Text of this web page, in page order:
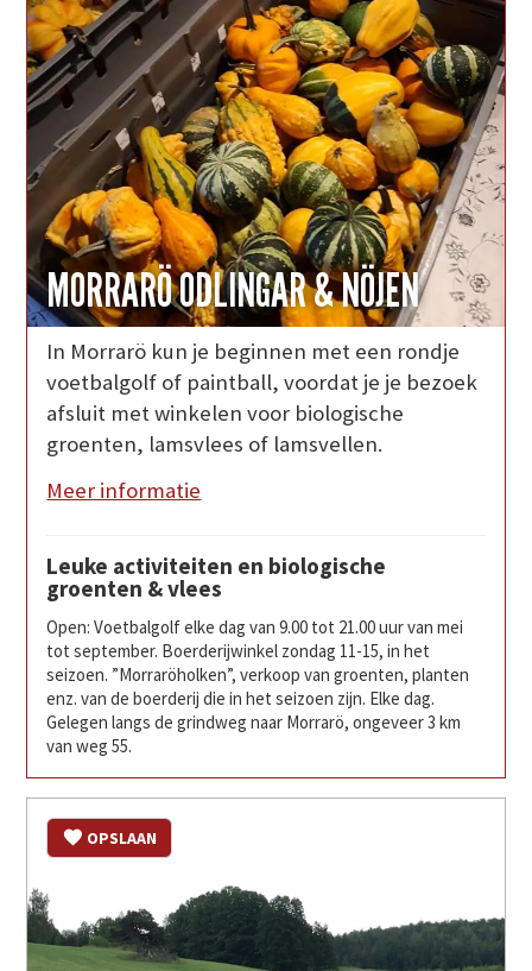
MORRARÖ ODLINGAR & NÖJEN
In Morrarö kun je beginnen met een rondje
voetbalgolf of paintball, voordat je je bezoek
afsluit met winkelen voor biologische
groenten, lamsvlees of lamsvellen.
Meer informatie
Leuke activiteiten en biologische
groenten & vlees
Open: Voetbalgolf elke dag van 9.00 tot 21.00 uur van mei
tot september. Boerderijwinkel zondag 11-15, in het
seizoen. ”Morraröholken”, verkoop van groenten, planten
enz. van de boerderij die in het seizoen zijn. Elke dag.
Gelegen langs de grindweg naar Morrarö, ongeveer 3 km
van weg 55.
OPSLAAN